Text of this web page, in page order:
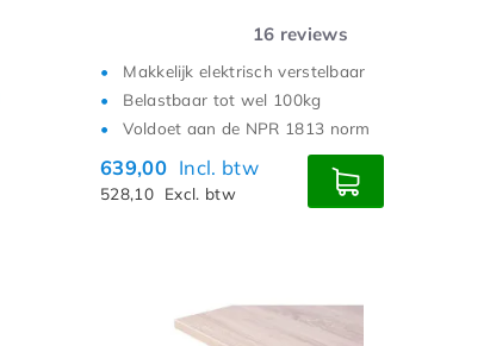
16 reviews
Makkelijk elektrisch verstelbaar
Belastbaar tot wel 100kg
Voldoet aan de NPR 1813 norm
639,00 Incl. btw
528,10 Excl. btw